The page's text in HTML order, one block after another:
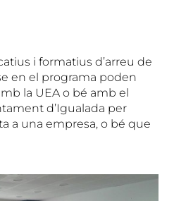
i formatius d’arreu de
en el programa poden
la UEA o bé amb el
d’Igualada per
a una empresa, o bé que